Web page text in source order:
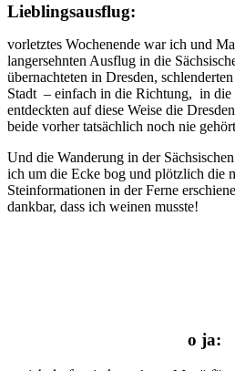
Lieblingsausflug:
vorletztes Wochenende war ich und
langersehnten Ausflug in die
übernachteten in Dresden,
Stadt – einfach in die Richtung, in die
entdeckten auf diese Weise die
beide vorher tatsächlich noch nie
Und die Wanderung in der
ich um die Ecke bog und plötzlich die
Steinformationen in der Ferne
dankbar, dass ich weinen musste!
o ja: